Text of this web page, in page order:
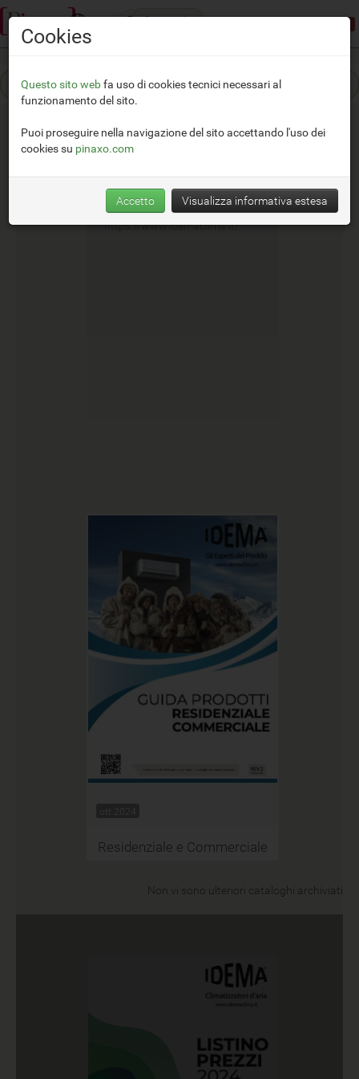
Categorie
Idema Clima
__
https://www.idemaclima.it/
ott 2024
Residenziale e Commerciale
Non vi sono ulteriori cataloghi archiviati
Cookies
Questo sito webfa uso di cookies tecnici necessari al
funzionamento del sito.
Puoi proseguire nella navigazione del sito accettando l'uso dei
cookies su pinaxo.com
Accetto Visualizza informativa estesa